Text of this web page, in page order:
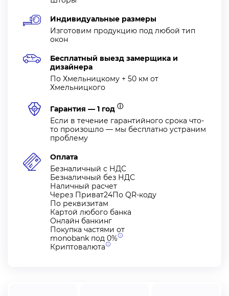
Индивидуальные размеры
Изготовим продукцию под любой тип
окон
Бесплатный выезд замерщика и
дизайнера
По Хмельницкому + 50 км от
Хмельницкого
Гарантия — 1 год ⓘ
Если в течение гарантийного срока что-
то произошло — мы бесплатно устраним
проблему
Оплата
Безналичный с НДС
Безналичный без НДС
Наличный расчет
Через Приват24По QR-коду
По реквизитам
Картой любого банка
Онлайн банкинг
Покупка частями от
monobank под 0%
Криптовалюта